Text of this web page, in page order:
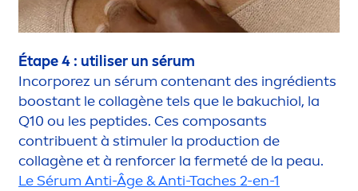
Étape 4 : utiliser un sérum
Incorporez un sérum contenant des ingrédients
boostant le collagène tels que le bakuchiol, la
Q10 ou les peptides. Ces composants
contribuent à stimuler la production de
collagène et à renforcer la fermeté de la peau.
Le Sérum Anti-Âge & Anti-Taches 2-en-1